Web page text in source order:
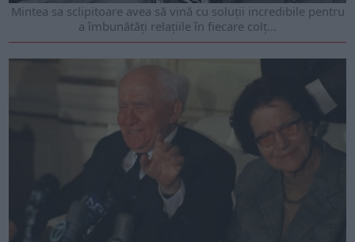
Mintea sa sclipitoare avea să vină cu soluții incredibile pentru
a îmbunătăți relațiile în fiecare colț...